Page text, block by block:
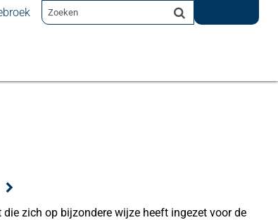
zich op bijzondere wijze heeft ingezet voor de